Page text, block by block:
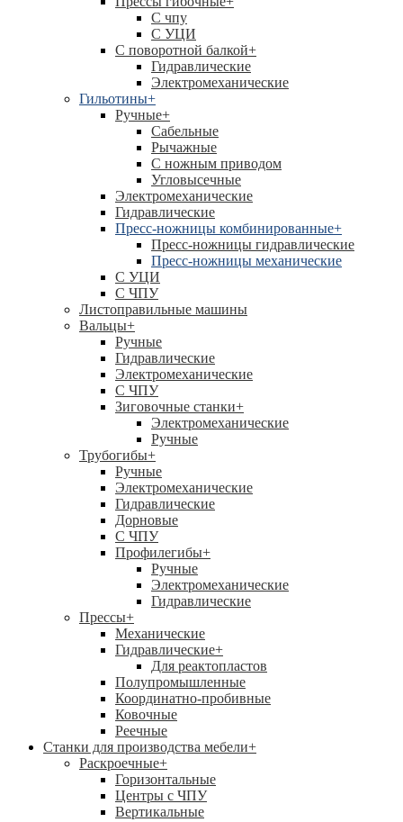
C чпу
С УЦИ
С поворотной балкой+
Гидравлические
Электромеханические
Гильотины+
Ручные+
Сабельные
Рычажные
С ножным приводом
Угловысечные
Электромеханические
Гидравлические
Пресс-ножницы комбинированные+
Пресс-ножницы гидравлические
Пресс-ножницы механические
С УЦИ
С ЧПУ
Листоправильные машины
Вальцы+
Ручные
Гидравлические
Электромеханические
С ЧПУ
Зиговочные станки+
Электромеханические
Ручные
Трубогибы+
Ручные
Электромеханические
Гидравлические
Дорновые
С ЧПУ
Профилегибы+
Ручные
Электромеханические
Гидравлические
Прессы+
Механические
Гидравлические+
Для реактопластов
Полупромышленные
Координатно-пробивные
Ковочные
Реечные
Станки для производства мебели+
Раскроечные+
Горизонтальные
Центры с ЧПУ
Вертикальные